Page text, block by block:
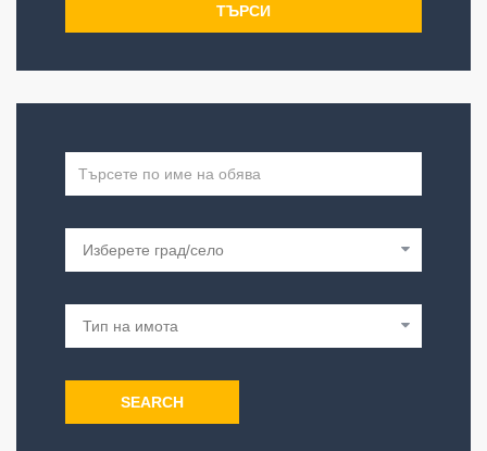
ТЪРСИ
SEARCH